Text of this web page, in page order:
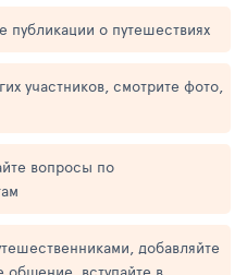
публикации о путешествиях
участников, смотрите фото,
вопросы по
добавляйте